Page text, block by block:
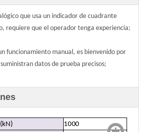
que usa un indicador de cuadrante
requiere que el operador tenga experiencia;
funcionamiento manual, es bienvenido por
datos de prueba precisos;
1000